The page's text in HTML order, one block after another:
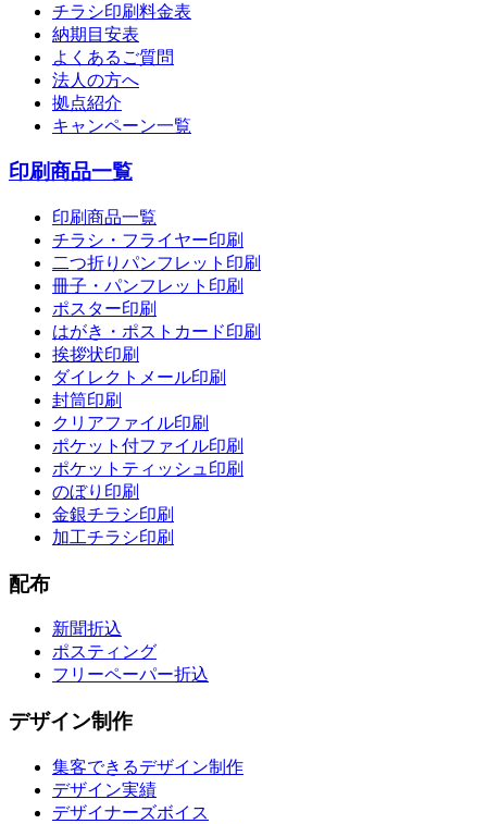
チラシ印刷料金表
納期目安表
よくあるご質問
法人の方へ
拠点紹介
キャンペーン一覧
印刷商品一覧
印刷商品一覧
チラシ・フライヤー印刷
二つ折りパンフレット印刷
冊子・パンフレット印刷
ポスター印刷
はがき・ポストカード印刷
挨拶状印刷
ダイレクトメール印刷
封筒印刷
クリアファイル印刷
ポケット付ファイル印刷
ポケットティッシュ印刷
のぼり印刷
金銀チラシ印刷
加工チラシ印刷
配布
新聞折込
ポスティング
フリーペーパー折込
デザイン制作
集客できるデザイン制作
デザイン実績
デザイナーズボイス